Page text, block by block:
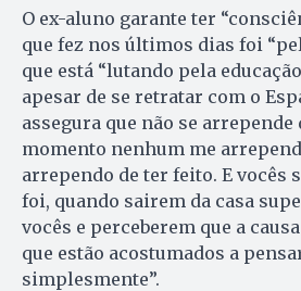
O ex-aluno garante ter
que fez nos últimos dias foi
que está “lutando pela
apesar de se retratar com o
assegura que não se arrepende
momento nenhum me
arrependo de ter feito. E vocês
foi, quando sairem da casa
vocês e perceberem que a
que estão acostumados a
simplesmente”.